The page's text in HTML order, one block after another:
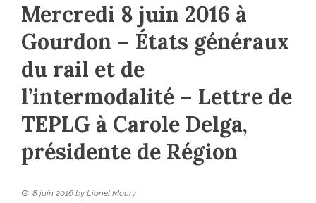
Mercredi 8 juin 2016 à
Gourdon – États généraux
du rail et de
l’intermodalité – Lettre de
TEPLG à Carole Delga,
présidente de Région
8 juin 2016 by Lionel Maury